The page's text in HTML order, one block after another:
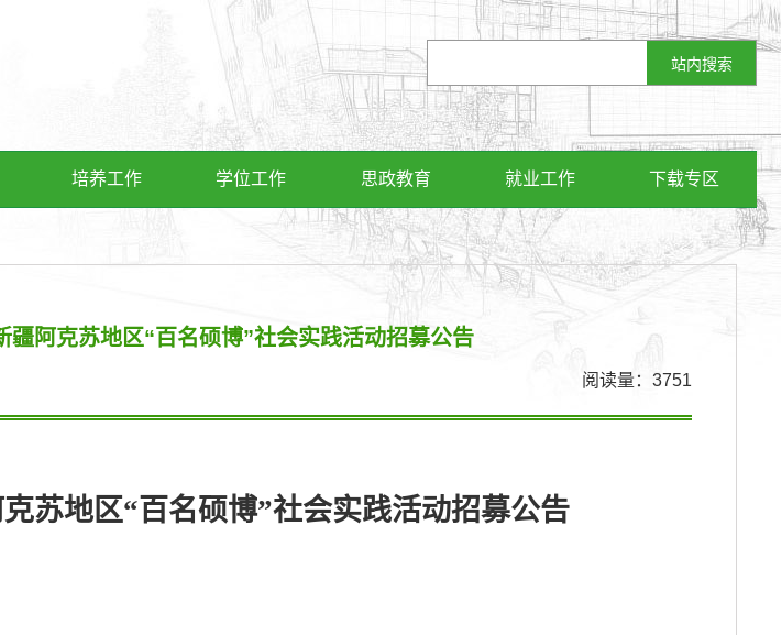
培养工作 学位工作 思政教育 就业工作 下载专区
疆阿克苏地区“百名硕博”社会实践活动招募公告
阅读量： 3751
苏地区“百名硕博”社会实践活动招募公告